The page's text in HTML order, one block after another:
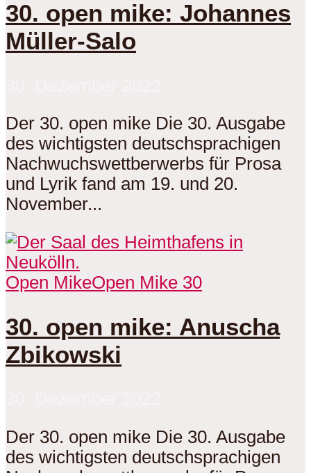
30. open mike: Johannes
Müller-Salo
Der 30. open mike Die 30. Ausgabe
des wichtigsten deutschsprachigen
Nachwuchswettberwerbs für Prosa
und Lyrik fand am 19. und 20.
November...
Open MikeOpen Mike 30
30. open mike: Anuscha
Zbikowski
Der 30. open mike Die 30. Ausgabe
des wichtigsten deutschsprachigen